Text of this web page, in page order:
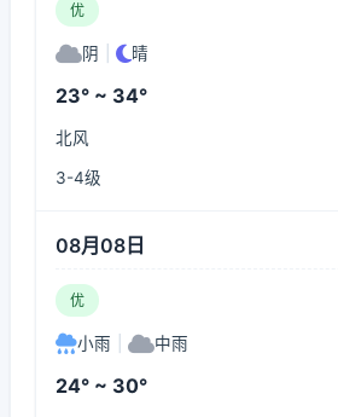
优
阴 晴
23° ~ 34°
北风
3-4级
08月08日
优
小雨 中雨
24° ~ 30°